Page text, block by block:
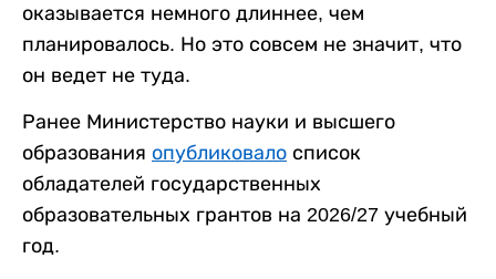
оказывается немного длиннее, чем
планировалось. Но это совсем не значит, что
он ведет не туда.
Ранее Министерство науки и высшего
образования опубликовало список
обладателей государственных
образовательных грантов на 2026/27 учебный
год.